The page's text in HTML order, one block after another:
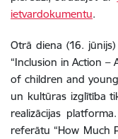
ietvardokumentu.
Otrā diena (16.
“Inclusion in Action –
of children and
un kultūras izglītība
realizācijas
referātu “How Much